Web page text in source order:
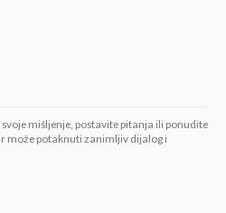
mišljenje, postavite pitanja ili ponudite
može potaknuti zanimljiv dijalog i